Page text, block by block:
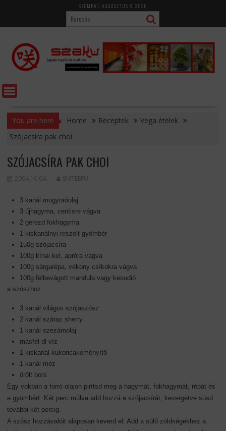
content
SZOMBAT, AUGUSZTUS 8, 2026
You are here Home Receptek
Vega ételek
Szójacsíra pak choi
SZÓJACSÍRA PAK CHOI
2004.10.04. EMTEEFU
3 kanál mogyoróolaj
3 újhagyma, centisre vágva
2 gerezd fokhagyma
1 kiskanálnyi reszelt gyömbér
150g szójacsíra
100g kínai kel, apróra vágva
100g sárgarépa, vékony csíkokra vágva
100g félbevágott mandula vagy kesudió
a szószhoz
3 kanál világos szójaszósz
2 kanál száraz sherry
1 kanál szezámolaj
másfél dl víz
1 kiskanál kukoricakeményítő
1 kanál méz
őrölt bors
Egy vokban a forró olajon pirítsd meg a hagymát, fokhagymát, répát és
a gyömbért. Két perc múlva add hozzá a szójacsírát, kevergetve süsd
további két percig.
A szósz hozzávalóit alaposan keverd el. Add a sülő zöldségekhez a